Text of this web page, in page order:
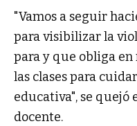
"Vamos a seguir
para visibilizar la
para y que obliga en
las clases para
educativa", se
docente.